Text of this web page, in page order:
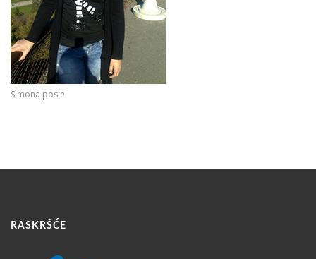
Simona posle
RASKRŠĆE